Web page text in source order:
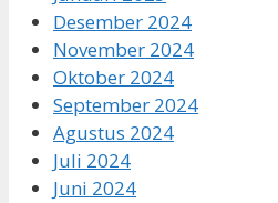
Desember 2024
November 2024
Oktober 2024
September 2024
Agustus 2024
Juli 2024
Juni 2024